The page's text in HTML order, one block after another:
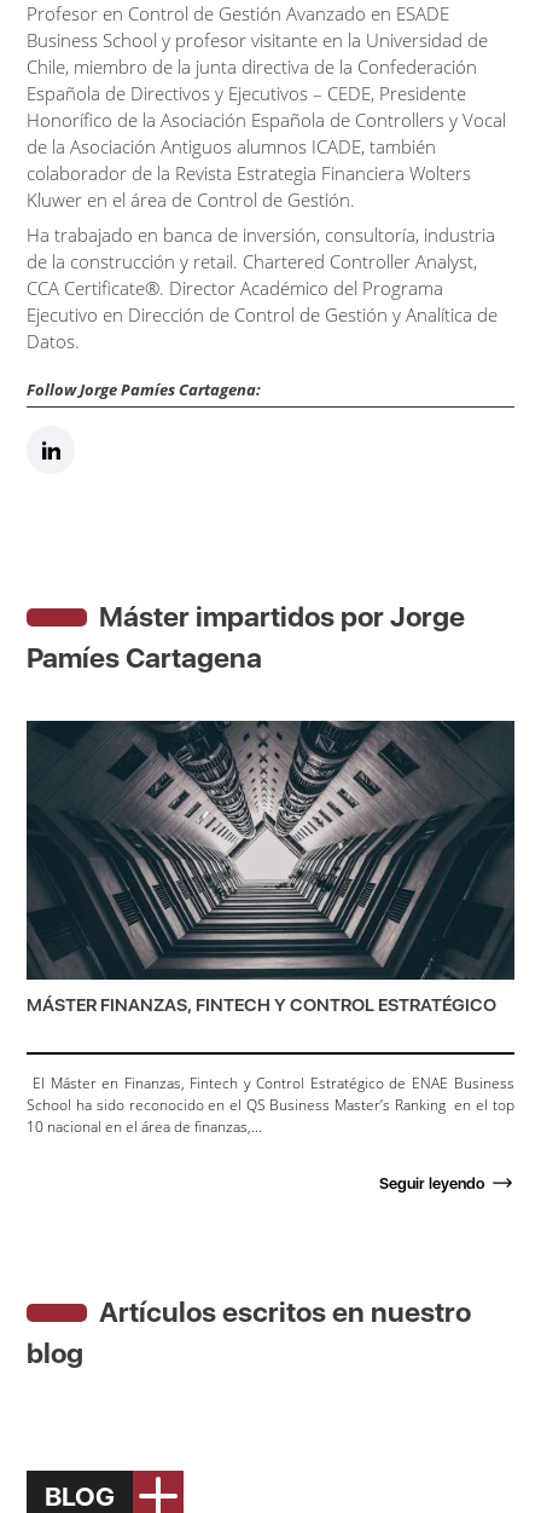
Profesor en Control de Gestión Avanzado en ESADE
Business School y profesor visitante en la Universidad de
Chile, miembro de la junta directiva de la Confederación
Española de Directivos y Ejecutivos – CEDE, Presidente
Honorífico de la Asociación Española de Controllers y Vocal
de la Asociación Antiguos alumnos ICADE, también
colaborador de la Revista Estrategia Financiera Wolters
Kluwer en el área de Control de Gestión.
Ha trabajado en banca de inversión, consultoría, industria
de la construcción y retail. Chartered Controller Analyst,
CCA Certificate®. Director Académico del Programa
Ejecutivo en Dirección de Control de Gestión y Analítica de
Datos.
Follow Jorge Pamíes Cartagena:
Máster impartidos por Jorge
Pamíes Cartagena
MÁSTER FINANZAS, FINTECH Y CONTROL ESTRATÉGICO
El Máster en Finanzas, Fintech y Control Estratégico de ENAE Business
School ha sido reconocido en el QS Business Master’s Ranking en el top
10 nacional en el área de finanzas,...
Seguir leyendo
Artículos escritos en nuestro
blog
BLOG